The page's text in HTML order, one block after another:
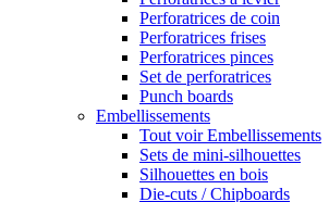
Perforatrices de coin
Perforatrices frises
Perforatrices pinces
Set de perforatrices
Punch boards
Embellissements
Tout voir Embellissements
Sets de mini-silhouettes
Silhouettes en bois
Die-cuts / Chipboards